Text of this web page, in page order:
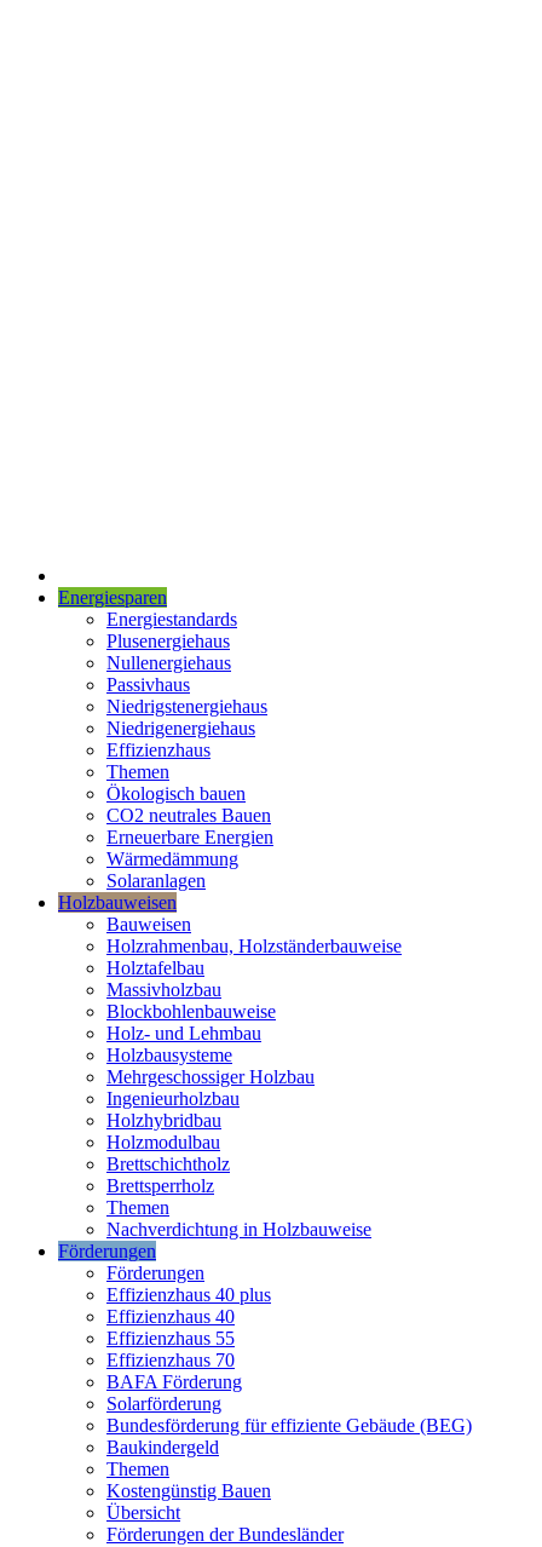
Energiesparen
Energiestandards
Plusenergiehaus
Nullenergiehaus
Passivhaus
Niedrigstenergiehaus
Niedrigenergiehaus
Effizienzhaus
Themen
Ökologisch bauen
CO2 neutrales Bauen
Erneuerbare Energien
Wärmedämmung
Solaranlagen
Holzbauweisen
Bauweisen
Holzrahmenbau, Holzständerbauweise
Holztafelbau
Massivholzbau
Blockbohlenbauweise
Holz- und Lehmbau
Holzbausysteme
Mehrgeschossiger Holzbau
Ingenieurholzbau
Holzhybridbau
Holzmodulbau
Brettschichtholz
Brettsperrholz
Themen
Nachverdichtung in Holzbauweise
Förderungen
Förderungen
Effizienzhaus 40 plus
Effizienzhaus 40
Effizienzhaus 55
Effizienzhaus 70
BAFA Förderung
Solarförderung
Bundesförderung für effiziente Gebäude (BEG)
Baukindergeld
Themen
Kostengünstig Bauen
Übersicht
Förderungen der Bundesländer